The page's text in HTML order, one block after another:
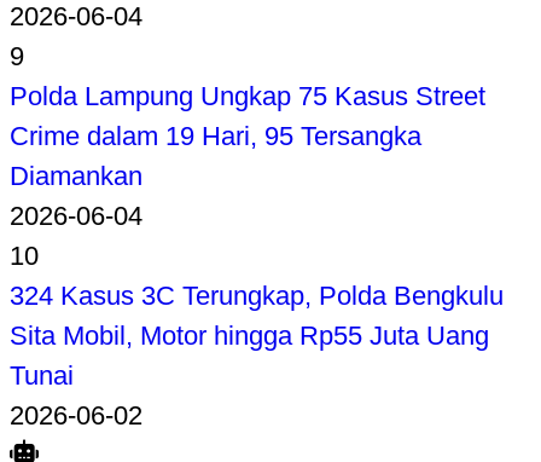
2026-06-04
9
Polda Lampung Ungkap 75 Kasus Street
Crime dalam 19 Hari, 95 Tersangka
Diamankan
2026-06-04
10
324 Kasus 3C Terungkap, Polda Bengkulu
Sita Mobil, Motor hingga Rp55 Juta Uang
Tunai
2026-06-02